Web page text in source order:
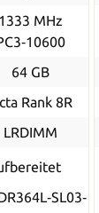
1333 MHz
64 GB
Rank 8R
LRDIMM